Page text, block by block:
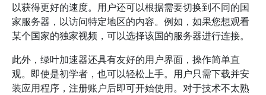
以获得更好的速度。用户还可以根据需要切换到不同的国
家服务器，以访问特定地区的内容。例如，如果您想观看
某个国家的独家视频，可以选择该国的服务器进行连接。
此外，绿叶加速器还具有友好的用户界面，操作简单直
观。即使是初学者，也可以轻松上手。用户只需下载并安
装应用程序，注册账户后即可开始使用。对于技术不太熟